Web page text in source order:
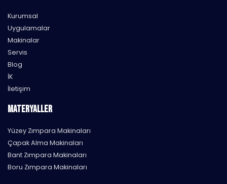
Kurumsal
Uygulamalar
Makinalar
Servis
Blog
İK
İletişim
MATERYALLER
Yüzey Zımpara Makinaları
Çapak Alma Makinaları
Bant Zımpara Makinaları
Boru Zımpara Makinaları